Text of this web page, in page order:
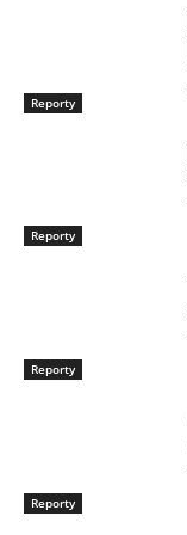
Reporty
Reporty
Reporty
Reporty